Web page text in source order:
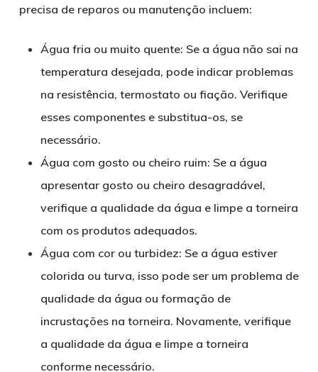
precisa de reparos ou manutenção incluem:
Água fria ou muito quente: Se a água não sai na
temperatura desejada, pode indicar problemas
na resistência, termostato ou fiação. Verifique
esses componentes e substitua-os, se
necessário.
Água com gosto ou cheiro ruim: Se a água
apresentar gosto ou cheiro desagradável,
verifique a qualidade da água e limpe a torneira
com os produtos adequados.
Água com cor ou turbidez: Se a água estiver
colorida ou turva, isso pode ser um problema de
qualidade da água ou formação de
incrustações na torneira. Novamente, verifique
a qualidade da água e limpe a torneira
conforme necessário.